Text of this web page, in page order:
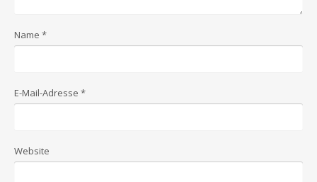
Name *
E-Mail-Adresse *
Website